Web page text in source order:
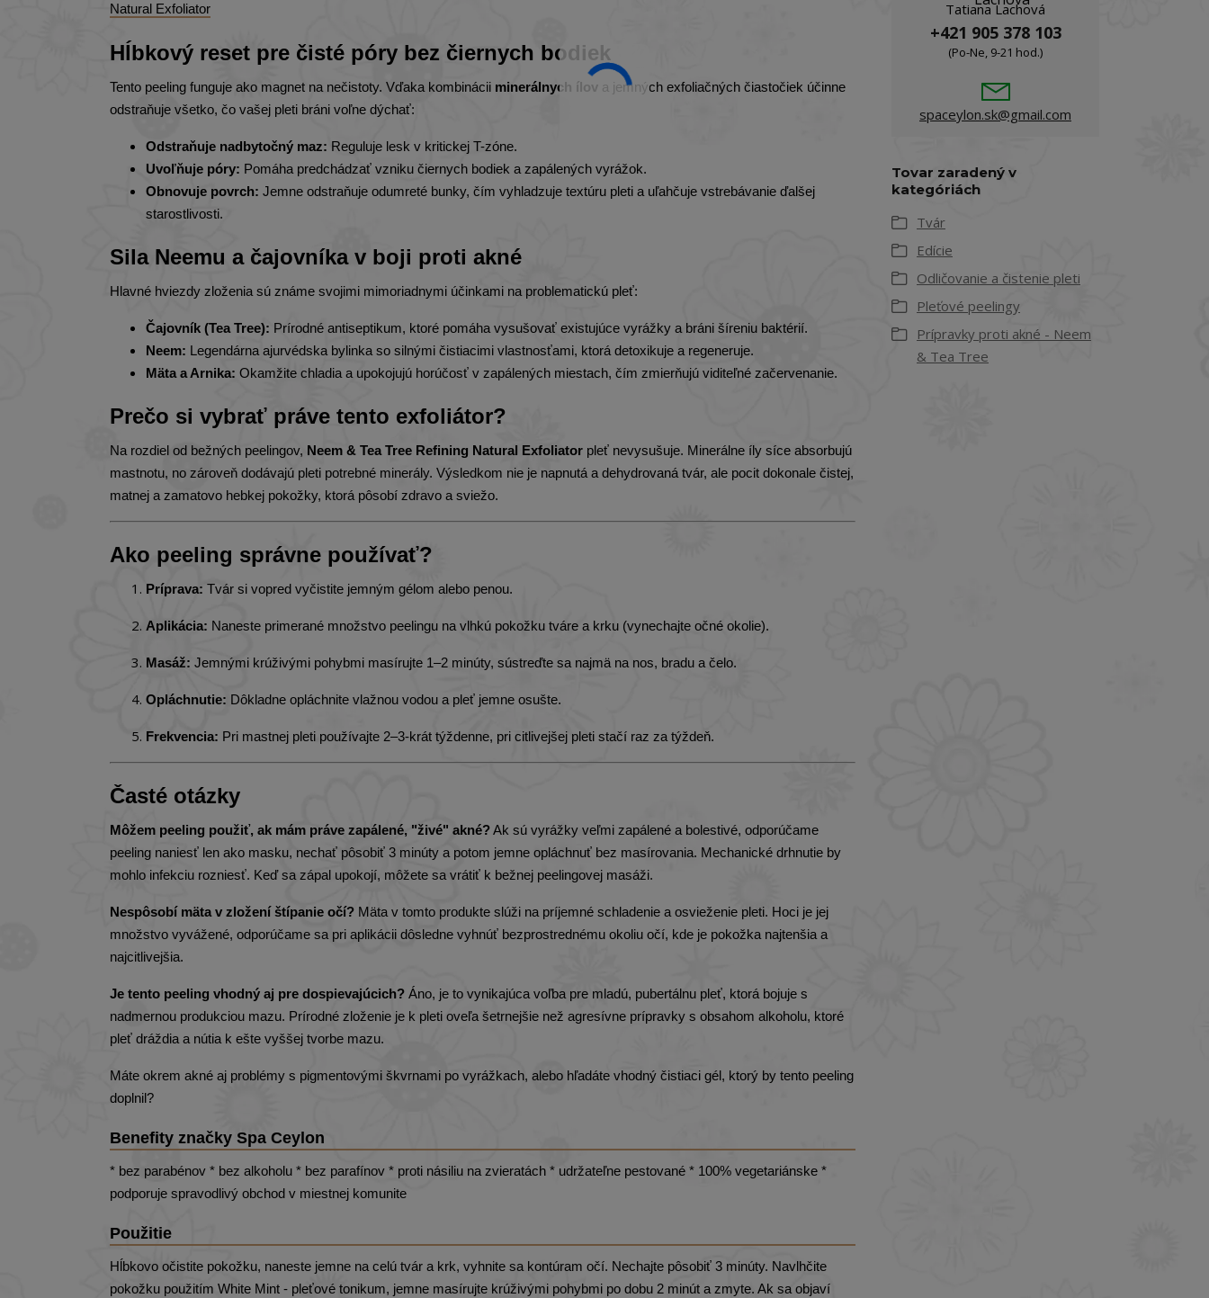
Natural Exfoliator
Hĺbkový reset pre čisté póry bez čiernych bodiek
Tento peeling funguje ako magnet na nečistoty. Vďaka kombinácii minerálnych ílov a jemných exfoliačných čiastočiek účinne
odstraňuje všetko, čo vašej pleti bráni voľne dýchať:
Odstraňuje nadbytočný maz: Reguluje lesk v kritickej T-zóne.
Uvoľňuje póry: Pomáha predchádzať vzniku čiernych bodiek a zapálených vyrážok.
Obnovuje povrch: Jemne odstraňuje odumreté bunky, čím vyhladzuje textúru pleti a uľahčuje vstrebávanie ďalšej
starostlivosti.
Sila Neemu a čajovníka v boji proti akné
Hlavné hviezdy zloženia sú známe svojimi mimoriadnymi účinkami na problematickú pleť:
Čajovník (Tea Tree): Prírodné antiseptikum, ktoré pomáha vysušovať existujúce vyrážky a bráni šíreniu baktérií.
Neem: Legendárna ajurvédska bylinka so silnými čistiacimi vlastnosťami, ktorá detoxikuje a regeneruje.
Mäta a Arnika: Okamžite chladia a upokojujú horúčosť v zapálených miestach, čím zmierňujú viditeľné začervenanie.
Prečo si vybrať práve tento exfoliátor?
Na rozdiel od bežných peelingov, Neem & Tea Tree Refining Natural Exfoliator pleť nevysušuje. Minerálne íly síce absorbujú
mastnotu, no zároveň dodávajú pleti potrebné minerály. Výsledkom nie je napnutá a dehydrovaná tvár, ale pocit dokonale čistej,
matnej a zamatovo hebkej pokožky, ktorá pôsobí zdravo a sviežo.
Ako peeling správne používať?
Príprava: Tvár si vopred vyčistite jemným gélom alebo penou.
Aplikácia: Naneste primerané množstvo peelingu na vlhkú pokožku tváre a krku (vynechajte očné okolie).
Masáž: Jemnými krúživými pohybmi masírujte 1–2 minúty, sústreďte sa najmä na nos, bradu a čelo.
Opláchnutie: Dôkladne opláchnite vlažnou vodou a pleť jemne osušte.
Frekvencia: Pri mastnej pleti používajte 2–3-krát týždenne, pri citlivejšej pleti stačí raz za týždeň.
Časté otázky
Môžem peeling použiť, ak mám práve zapálené, "živé" akné?Ak sú vyrážky veľmi zapálené a bolestivé, odporúčame
peeling naniesť len ako masku, nechať pôsobiť 3 minúty a potom jemne opláchnuť bez masírovania. Mechanické drhnutie by
mohlo infekciu rozniesť. Keď sa zápal upokojí, môžete sa vrátiť k bežnej peelingovej masáži.
Nespôsobí mäta v zložení štípanie očí? Mäta v tomto produkte slúži na príjemné schladenie a osvieženie pleti. Hoci je jej
množstvo vyvážené, odporúčame sa pri aplikácii dôsledne vyhnúť bezprostrednému okoliu očí, kde je pokožka najtenšia a
najcitlivejšia.
Je tento peeling vhodný aj pre dospievajúcich? Áno, je to vynikajúca voľba pre mladú, pubertálnu pleť, ktorá bojuje s
nadmernou produkciou mazu. Prírodné zloženie je k pleti oveľa šetrnejšie než agresívne prípravky s obsahom alkoholu, ktoré
pleť dráždia a nútia k ešte vyššej tvorbe mazu.
Máte okrem akné aj problémy s pigmentovými škvrnami po vyrážkach, alebo hľadáte vhodný čistiaci gél, ktorý by tento peeling
doplnil?
Benefity značky Spa Ceylon
* bez parabénov * bez alkoholu * bez parafínov * proti násiliu na zvieratách * udržateľne pestované * 100% vegetariánske *
podporuje spravodlivý obchod v miestnej komunite
Použitie
Hĺbkovo očistite pokožku, naneste jemne na celú tvár a krk, vyhnite sa kontúram očí. Nechajte pôsobiť 3 minúty. Navlhčite
pokožku použitím White Mint - pleťové tonikum, jemne masírujte krúživými pohybmi po dobu 2 minút a zmyte. Ak sa objaví
Tatiana Lachová
+421 905 378 103
(Po-Ne, 9-21 hod.)
spaceylon.sk@gmail.com
Tovar zaradený v
kategóriách
Tvár
Edície
Odličovanie a čistenie pleti
Pleťové peelingy
Prípravky proti akné - Neem
& Tea Tree